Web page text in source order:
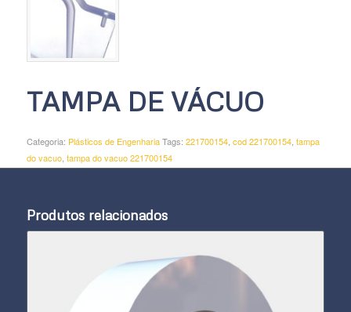
TAMPA DE VÁCUO
Categoria: Plásticos de Engenharia Tags: 221700154, cod 221700154, tampa
do vacuo, tampa do vacuo 221700154
Produtos relacionados